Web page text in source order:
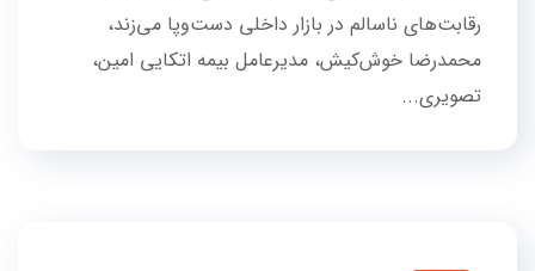
رقابت‌های ناسالم در بازار داخلی دست‌وپا می‌زند،
محمدرضا خوش‌کیش، مدیرعامل بیمه اتکایی امین،
تصویری...